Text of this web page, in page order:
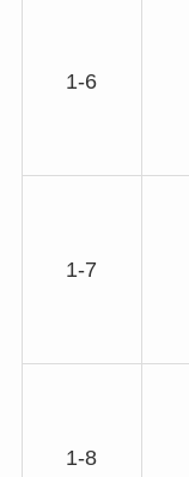
1-6
1-7
1-8